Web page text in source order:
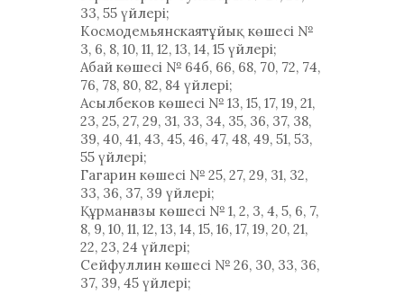
33, 55 үйлері;
Космодемьянскаятұйық көшесі №
3, 6, 8, 10, 11, 12, 13, 14, 15 үйлері;
Абай көшесі № 64б, 66, 68, 70, 72, 74,
76, 78, 80, 82, 84 үйлері;
Асылбеков көшесі № 13, 15, 17, 19, 21,
23, 25, 27, 29, 31, 33, 34, 35, 36, 37, 38,
39, 40, 41, 43, 45, 46, 47, 48, 49, 51, 53,
55 үйлері;
Гагарин көшесі № 25, 27, 29, 31, 32,
33, 36, 37, 39 үйлері;
Құрманғазы көшесі № 1, 2, 3, 4, 5, 6, 7,
8, 9, 10, 11, 12, 13, 14, 15, 16, 17, 19, 20, 21,
22, 23, 24 үйлері;
Сейфуллин көшесі № 26, 30, 33, 36,
37, 39, 45 үйлері;